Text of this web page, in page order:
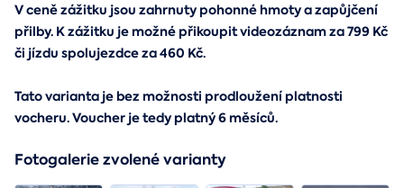
V ceně zážitku jsou zahrnuty pohonné hmoty a zapůjčení
přilby. K zážitku je možné přikoupit videozáznam za 799 Kč
či jízdu spolujezdce za 460 Kč.
Tato varianta je bez možnosti prodloužení platnosti
vocheru. Voucher je tedy platný 6měsíců.
Fotogalerie zvolené varianty